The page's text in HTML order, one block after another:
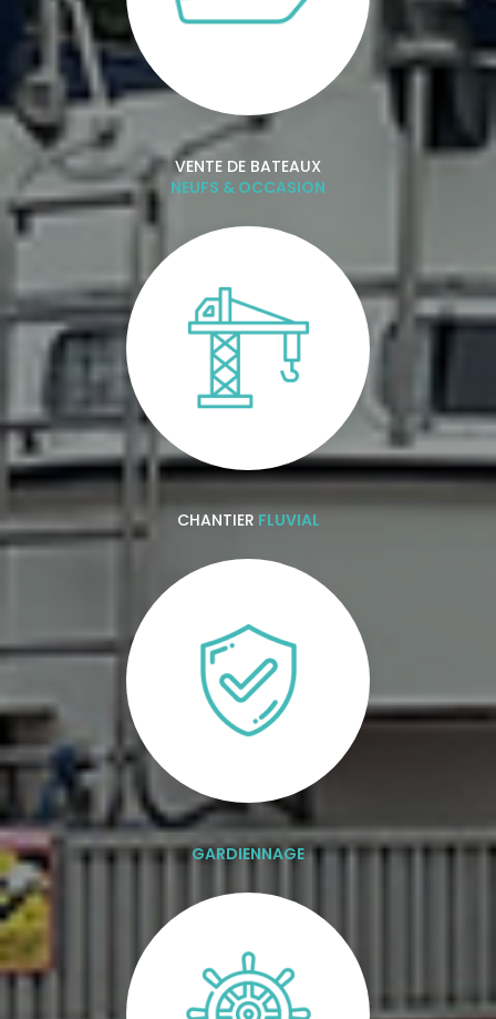
VENTE DE BATEAUX
NEUFS & OCCASION
CHANTIER FLUVIAL
GARDIENNAGE